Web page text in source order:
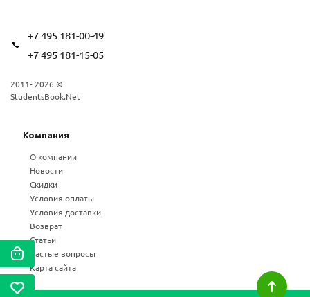
+7 495 181-00-49
+7 495 181-15-05
2011- 2026 ©
StudentsBook.Net
Компания
О компании
Новости
Скидки
Условия оплаты
Условия доставки
Возврат
Статьи
Частые вопросы
Карта сайта